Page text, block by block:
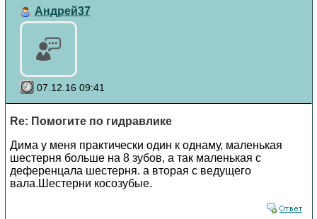
Андрей37
07.12.16 09:41
Re: Помогите по гидравлике
Дима у меня практически один к однаму, маленькая
шестерня больше на 8 зубов, а так маленькая с
деференцала шестерня. а вторая с ведущего
вала.Шестерни косозубые.